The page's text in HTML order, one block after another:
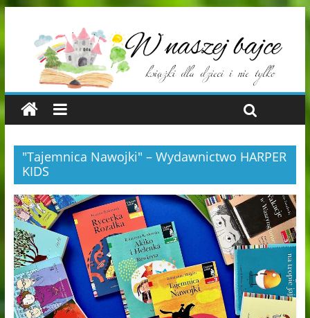
"Tajemnica Nawojki" – Wydawnictwo HARPER
KIDS